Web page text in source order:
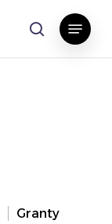
search
Menu
Granty